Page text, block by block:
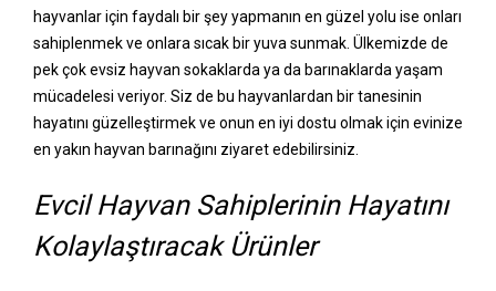
hayvanlar için faydalı bir şey yapmanın en güzel yolu ise onları
sahiplenmek ve onlara sıcak bir yuva sunmak. Ülkemizde de
pek çok evsiz hayvan sokaklarda ya da barınaklarda yaşam
mücadelesi veriyor. Siz de bu hayvanlardan bir tanesinin
hayatını güzelleştirmek ve onun en iyi dostu olmak için evinize
en yakın hayvan barınağını ziyaret edebilirsiniz.
Evcil Hayvan Sahiplerinin Hayatını
Kolaylaştıracak Ürünler